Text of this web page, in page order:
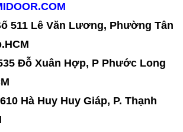
511 Lê Văn Lương, Phường Tân
Đỗ Xuân Hợp, P Phước Long
610 Hà Huy Huy Giáp, P. Thạnh